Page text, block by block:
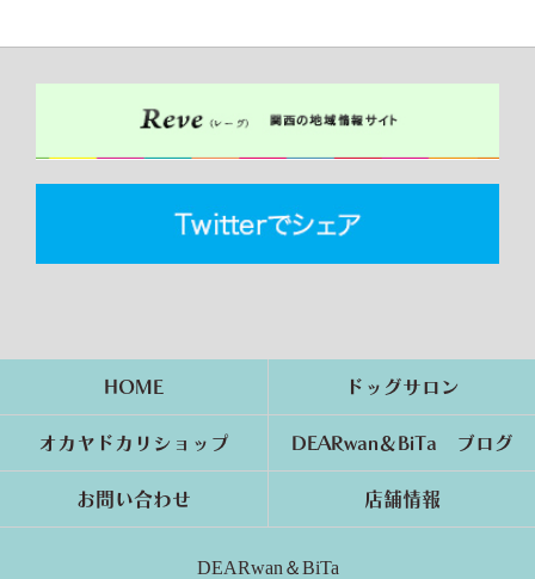
HOME ドッグサロン
オカヤドカリショップ DEARwan＆BiTa ブログ
お問い合わせ 店舗情報
DEARwan＆BiTa